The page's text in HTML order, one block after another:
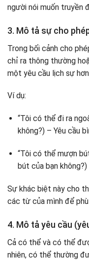
người nói muốn truyền
3. Mô tả sự cho
Trong bối cảnh cho
chỉ ra thông thường
một yêu cầu lịch sự
Ví dụ:
“Tôi có thể đi ra
không?) – Yêu cầu
“Tôi có thể mượn
bút của bạn
Sự khác biệt này cho
các từ của mình để
4. Mô tả yêu cầu
Cả có thể và có thể
nhiên, có thể thường